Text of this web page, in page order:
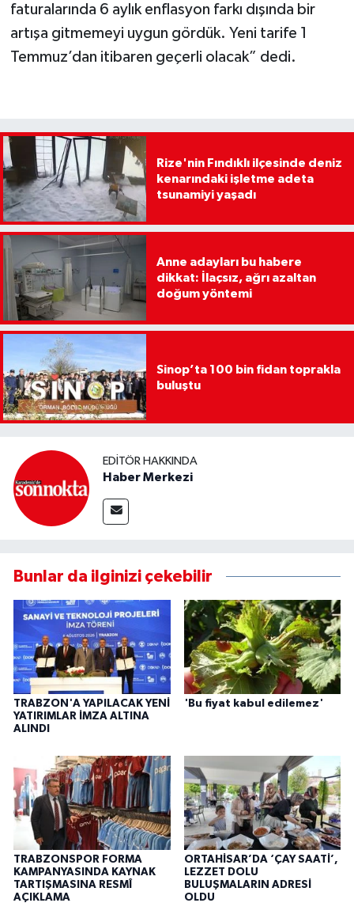
faturalarında 6 aylık enflasyon farkı dışında bir
artışa gitmemeyi uygun gördük. Yeni tarife 1
Temmuz’dan itibaren geçerli olacak” dedi.
Rize'nin Fındıklı ilçesinde deniz
kenarındaki işletme adeta
tsunamiyi yaşadı
Anne adayları bu habere
dikkat: İlaçsız, ağrı azaltan
doğum yöntemi
Sinop’ta 100 bin fidan toprakla
buluştu
EDITÖR HAKKINDA
Haber Merkezi
Bunlar da ilginizi çekebilir
TRABZON'A YAPILACAK YENİ
YATIRIMLAR İMZA ALTINA
ALINDI
'Bu fiyat kabul edilemez'
TRABZONSPOR FORMA
KAMPANYASINDA KAYNAK
TARTIŞMASINA RESMÎ
AÇIKLAMA
ORTAHİSAR’DA ‘ÇAY SAATİ’,
LEZZET DOLU
BULUŞMALARIN ADRESİ
OLDU